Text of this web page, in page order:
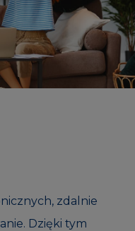
zdalnie
Dzięki tym